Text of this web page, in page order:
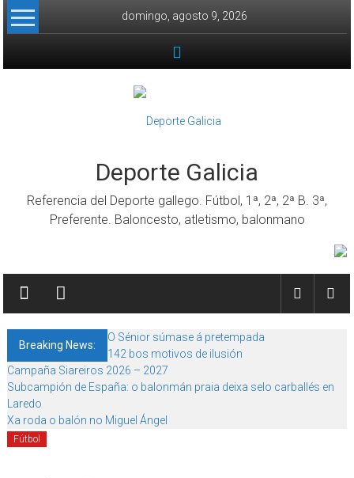
Skip to content
domingo, agosto 9, 2026
Deporte Galicia
Referencia del Deporte gallego. Fútbol, 1ª, 2ª, 2ª B. 3ª,
Preferente. Baloncesto, atletismo, balonmano
Breaking News:
O Sénior súmase á pretempada
142 bos motivos de ilusión
Campaña Siareiros 2026 – 2027
Subcampión de España: o balonmán praia deixa selo carballés en
Laredo
Xa roda o balón no Miguel Ángel
Fútbol